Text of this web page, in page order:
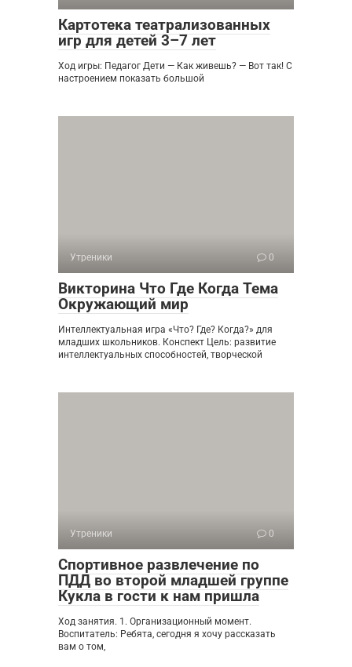
Картотека театрализованных
игр для детей 3–7 лет
Ход игры: Педагог Дети — Как живешь? — Вот так! С
настроением показать большой
Утреники 0
Викторина Что Где Когда Тема
Окружающий мир
Интеллектуальная игра «Что? Где? Когда?» для
младших школьников. Конспект Цель: развитие
интеллектуальных способностей, творческой
Утреники 0
Спортивное развлечение по
ПДД во второй младшей группе
Кукла в гости к нам пришла
Ход занятия. 1. Организационный момент.
Воспитатель: Ребята, сегодня я хочу рассказать
вам о том,